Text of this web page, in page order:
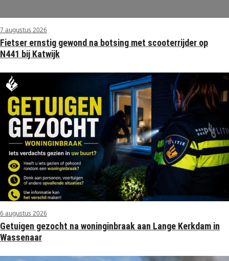
7 augustus 2026
Fietser ernstig gewond na botsing met scooterrijder op
N441 bij Katwijk
6 augustus 2026
Getuigen gezocht na woninginbraak aan Lange Kerkdam in
Wassenaar